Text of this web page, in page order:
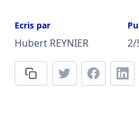
Ecris par
Hubert REYNIER 2/